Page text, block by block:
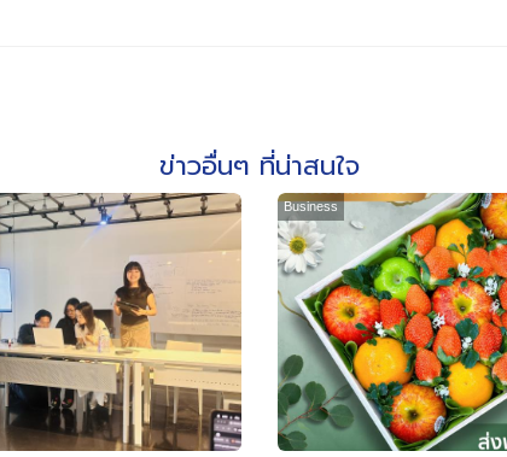
ข่าวอื่นๆ ที่น่าสนใจ
Business